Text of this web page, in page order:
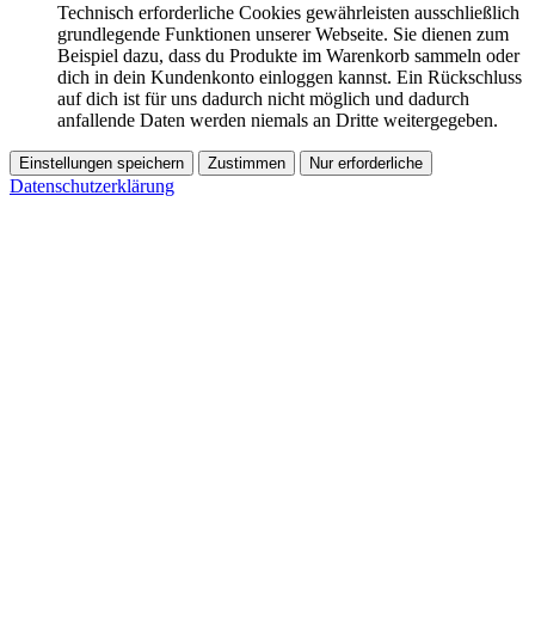
Technisch erforderliche Cookies gewährleisten ausschließlich
grundlegende Funktionen unserer Webseite. Sie dienen zum
Beispiel dazu, dass du Produkte im Warenkorb sammeln oder
dich in dein Kundenkonto einloggen kannst. Ein Rückschluss
auf dich ist für uns dadurch nicht möglich und dadurch
anfallende Daten werden niemals an Dritte weitergegeben.
Einstellungen speichern Zustimmen Nur erforderliche
Datenschutzerklärung